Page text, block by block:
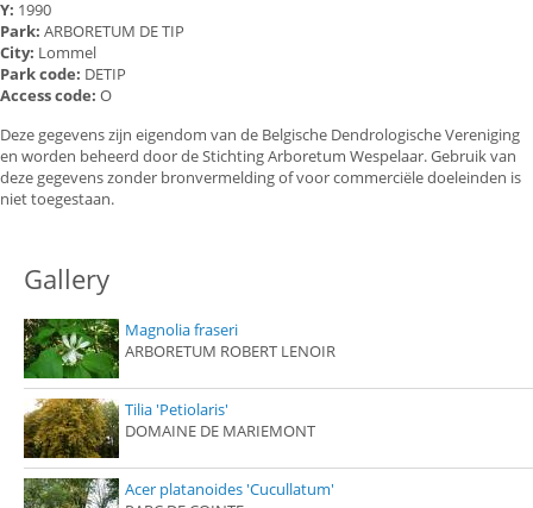
Y: 1990
Park: ARBORETUM DE TIP
City: Lommel
Park code: DETIP
Access code: O
Deze gegevens zijn eigendom van de Belgische Dendrologische Vereniging
en worden beheerd door de Stichting Arboretum Wespelaar. Gebruik van
deze gegevens zonder bronvermelding of voor commerciële doeleinden is
niet toegestaan.
Gallery
Magnolia fraseri
ARBORETUM ROBERT LENOIR
Tilia 'Petiolaris'
DOMAINE DE MARIEMONT
Acer platanoides 'Cucullatum'